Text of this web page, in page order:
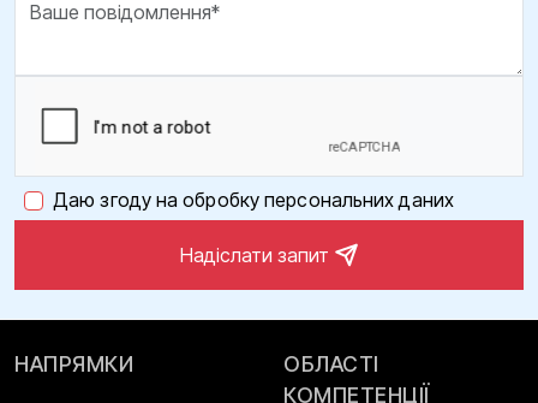
Даю згоду на обробку персональних даних
Надіслати запит
НАПРЯМКИ
ОБЛАСТІ
КОМПЕТЕНЦІЇ